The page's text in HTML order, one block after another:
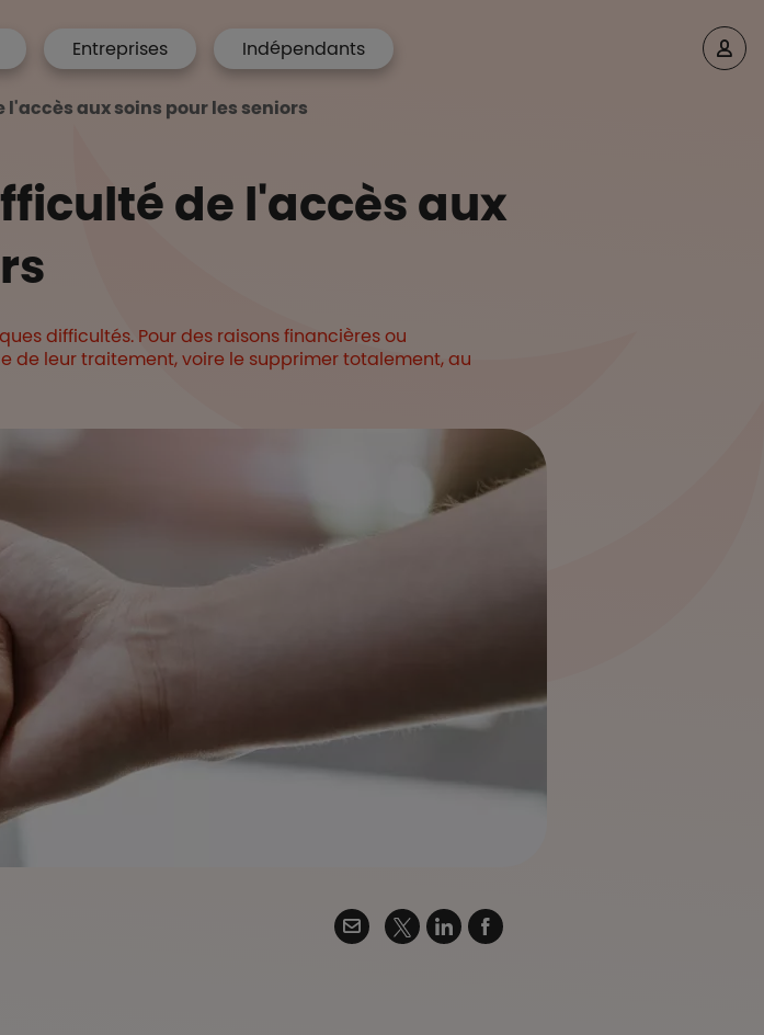
Entreprises Indépendants
aux soins pour les seniors
de l'accès aux
difficultés. Pour des raisons financières ou
de leur traitement, voire le supprimer totalement, au
Email
Twitter
LinkedinFacebook